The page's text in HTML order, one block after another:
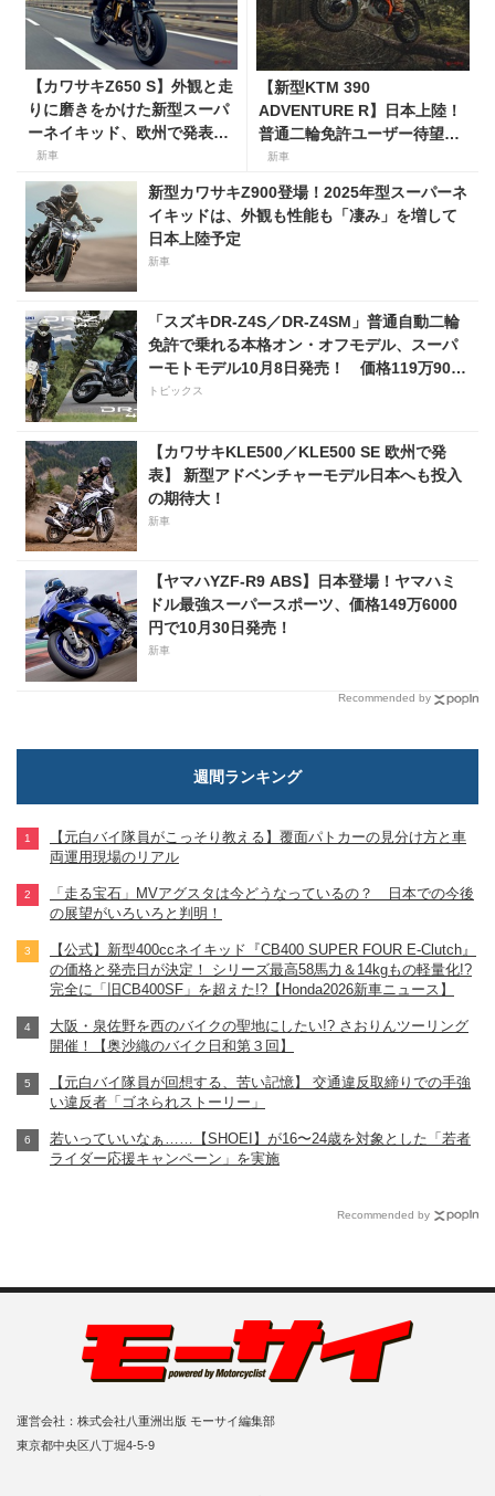
【カワサキZ650 S】外観と走
りに磨きをかけた新型スーパ
ーネイキッド、欧州で発表。
日本へも2026年夏に導入！
新車
【新型KTM 390
ADVENTURE R】日本上陸！
普通二輪免許ユーザー待望の
ミドルアドベンチャーモデル
円！
新車
新型カワサキZ900登場！2025年型スーパーネ
イキッドは、外観も性能も「凄み」を増して
日本上陸予定
新車
「スズキDR-Z4S／DR-Z4SM」普通自動二輪
免許で乗れる本格オン・オフモデル、スーパ
ーモトモデル10月8日発売！ 価格119万9000
円
トピックス
【カワサキKLE500／KLE500 SE 欧州で発
表】 新型アドベンチャーモデル日本へも投入
の期待大！
新車
【ヤマハYZF-R9 ABS】日本登場！ヤマハミ
ドル最強スーパースポーツ、価格149万6000
円で10月30日発売！
新車
Recommended by
週間ランキング
【元白バイ隊員がこっそり教える】覆面パトカーの見分け方と車
両運用現場のリアル
「走る宝石」MVアグスタは今どうなっているの？ 日本での今後
の展望がいろいろと判明！
【公式】新型400ccネイキッド『CB400 SUPER FOUR E-Clutch』
の価格と発売日が決定！ シリーズ最高58馬力＆14kgもの軽量化!?
完全に「旧CB400SF」を超えた!?【Honda2026新車ニュース】
大阪・泉佐野を西のバイクの聖地にしたい!? さおりんツーリング
開催！【奥沙織のバイク日和第３回】
【元白バイ隊員が回想する、苦い記憶】 交通違反取締りでの手強
い違反者「ゴネられストーリー」
若いっていいなぁ……【SHOEI】が16〜24歳を対象とした「若者
ライダー応援キャンペーン」を実施
Recommended by
運営会社：株式会社八重洲出版 モーサイ編集部
東京都中央区八丁堀4-5-9